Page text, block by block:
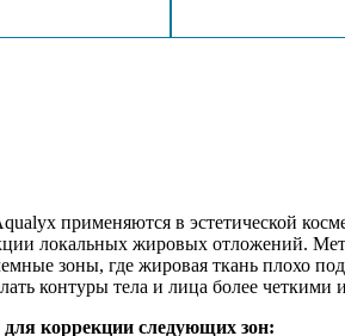
применяются в эстетической
локальных жировых отложений.
зоны, где жировая ткань плохо
контуры тела и лица более
для коррекции следующих зон: